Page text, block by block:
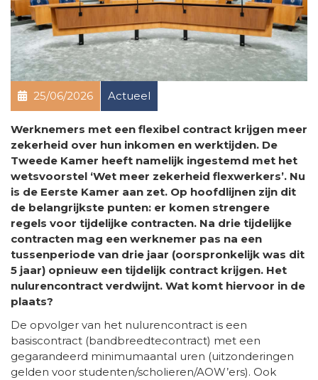
25/06/2026 Actueel
Werknemers met een flexibel contract krijgen meer
zekerheid over hun inkomen en werktijden. De
Tweede Kamer heeft namelijk ingestemd met het
wetsvoorstel ‘Wet meer zekerheid flexwerkers’. Nu
is de Eerste Kamer aan zet. Op hoofdlijnen zijn dit
de belangrijkste punten: er komen strengere
regels voor tijdelijke contracten. Na drie tijdelijke
contracten mag een werknemer pas na een
tussenperiode van drie jaar (oorspronkelijk was dit
5 jaar) opnieuw een tijdelijk contract krijgen. Het
nulurencontract verdwijnt. Wat komt hiervoor in de
plaats?
De opvolger van het nulurencontract is een
basiscontract (bandbreedtecontract) met een
gegarandeerd minimumaantal uren (uitzonderingen
gelden voor studenten/scholieren/AOW’ers). Ook